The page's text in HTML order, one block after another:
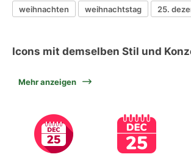
weihnachten
weihnachtstag 25.
Icons mit demselben Stil und
Mehr anzeigen